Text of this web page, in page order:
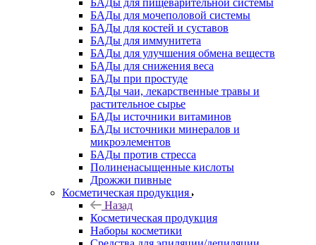
БАДы для пищеварительной системы
БАДы для мочеполовой системы
БАДы для костей и суставов
БАДы для иммунитета
БАДы для улучшения обмена веществ
БАДы для снижения веса
БАДы при простуде
БАДы чаи, лекарственные травы и
растительное сырье
БАДы источники витаминов
БАДы источники минералов и
микроэлементов
БАДы против стресса
Полиненасыщенные кислоты
Дрожжи пивные
Косметическая продукция
Назад
Косметическая продукция
Наборы косметики